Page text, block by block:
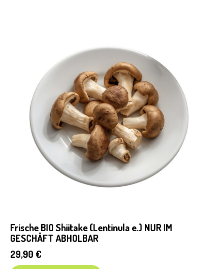
Frische BIO Shiitake (Lentinula e.) NUR IM
GESCHÄFT ABHOLBAR
29,90 €